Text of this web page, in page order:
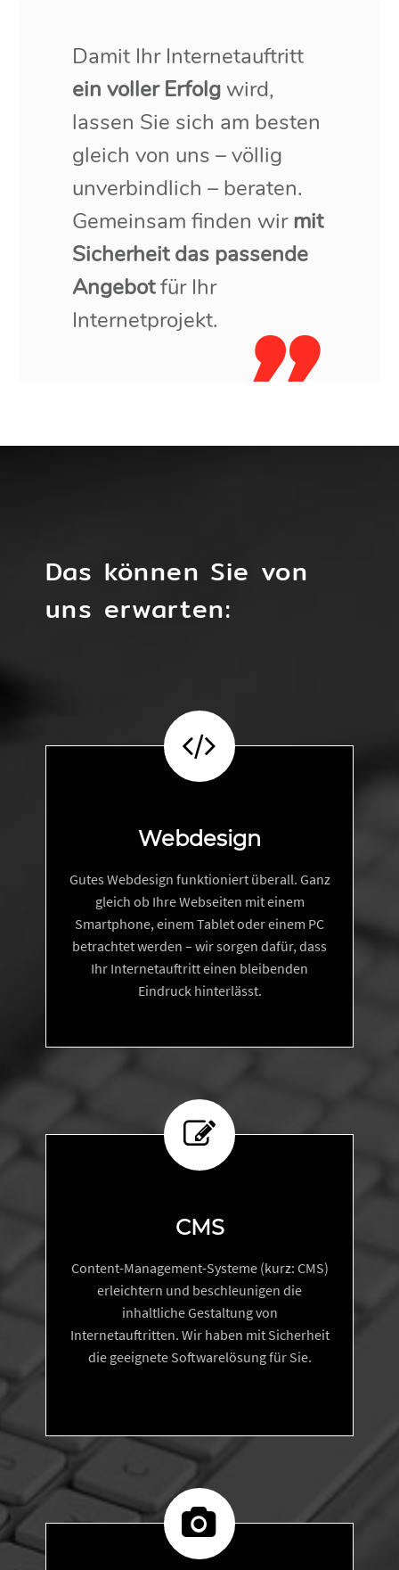
Damit Ihr Internetauftritt
ein voller Erfolg wird,
lassen Sie sich am besten
gleich von uns – völlig
unverbindlich – beraten.
Gemeinsam finden wirmit
Sicherheit das passende
Angebotfür Ihr
Internetprojekt.
Das können Sie von
uns erwarten:


Webdesign
Gutes Webdesign funktioniert überall. Ganz
gleich ob Ihre Webseiten mit einem
Smartphone, einem Tablet oder einem PC
betrachtet werden – wir sorgen dafür, dass
Ihr Internetauftritt einen bleibenden
Eindruck hinterlässt.


CMS
Content-Management-Systeme (kurz: CMS)
erleichtern und beschleunigen die
inhaltliche Gestaltung von
Internetauftritten. Wir haben mit Sicherheit
die geeignete Softwarelösung für Sie.

